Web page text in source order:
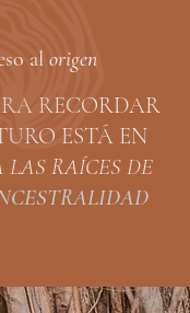
al origen
RECORDAR
ESTÁ EN
LAS RAÍCES DE